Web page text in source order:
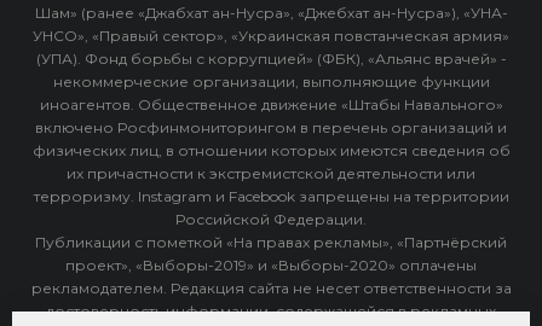
Шам» (ранее «Джабхат ан-Нусра», «Джебхат ан-Нусра»), «УНА-
УНСО», «Правый сектор», «Украинская повстанческая армия»
(УПА). Фонд борьбы с коррупцией» (ФБК), «Альянс врачей» -
некоммерческие организации, выполняющие функции
иноагентов. Общественное движение «Штабы Навального»
включено Росфинмониторингом в перечень организаций и
физических лиц, в отношении которых имеются сведения об
их причастности к экстремистской деятельности или
терроризму. Instagram и Facebook запрещены на территории
Российской Федерации.
Публикации с пометкой «На правах рекламы», «Партнёрский
проект», «Выборы-2019» и «Выборы-2020» оплачены
рекламодателем. Редакция сайта не несет ответственности за
достоверность информации, содержащейся в рекламных